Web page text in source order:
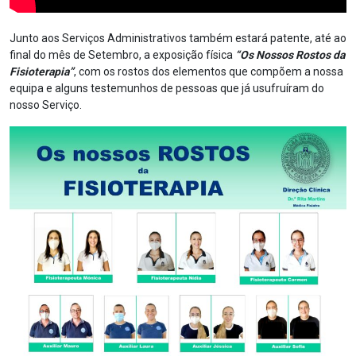
Junto aos Serviços Administrativos também estará patente, até ao
final do mês de Setembro, a exposição física “Os Nossos Rostos da
Fisioterapia”, com os rostos dos elementos que compõem a nossa
equipa e alguns testemunhos de pessoas que já usufruíram do
nosso Serviço.